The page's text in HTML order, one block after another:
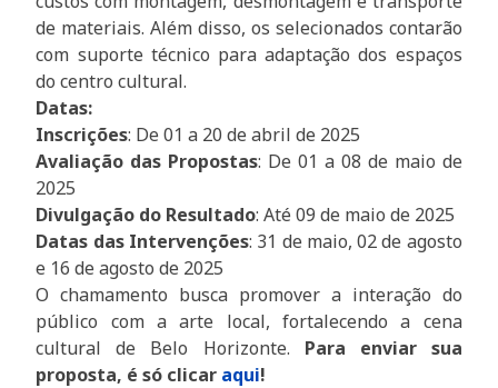
de materiais. Além disso, os selecionados contarão
com suporte técnico para adaptação dos espaços
do centro cultural.
Datas:
Inscrições: De 01 a 20 de abril de 2025
Avaliação das Propostas: De 01 a 08 de maio de
2025
Divulgação do Resultado: Até 09 de maio de 2025
Datas das Intervenções: 31 de maio, 02 de agosto
e 16 de agosto de 2025
O chamamento busca promover a interação do
público com a arte local, fortalecendo a cena
cultural de Belo Horizonte. Para enviar sua
proposta, é só clicar aqui!